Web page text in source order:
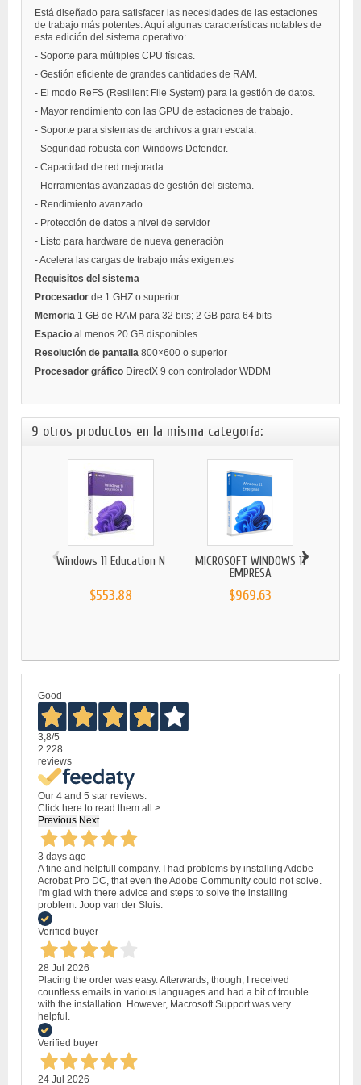
Está diseñado para satisfacer las necesidades de las estaciones
de trabajo más potentes. Aquí algunas características notables de
esta edición del sistema operativo:
- Soporte para múltiples CPU físicas.
- Gestión eficiente de grandes cantidades de RAM.
- El modo ReFS (Resilient File System) para la gestión de datos.
- Mayor rendimiento con las GPU de estaciones de trabajo.
- Soporte para sistemas de archivos a gran escala.
- Seguridad robusta con Windows Defender.
- Capacidad de red mejorada.
- Herramientas avanzadas de gestión del sistema.
- Rendimiento avanzado
- Protección de datos a nivel de servidor
- Listo para hardware de nueva generación
- Acelera las cargas de trabajo más exigentes
Requisitos del sistema
Procesador de 1 GHZ o superior
Memoria 1 GB de RAM para 32 bits; 2 GB para 64 bits
Espacio al menos 20 GB disponibles
Resolución de pantalla 800×600 o superior
Procesador gráfico DirectX 9 con controlador WDDM
9 otros productos en la misma categoría:
Windows 11 Education N
$553.88
MICROSOFT WINDOWS 11
EMPRESA
$969.63
‹ ›
Good
3,8/5
2.228
reviews
Our 4 and 5 star reviews.
Click here to read them all >
Previous Next
3 days ago
A fine and helpfull company. I had problems by installing Adobe
Acrobat Pro DC, that even the Adobe Community could not solve.
I'm glad with there advice and steps to solve the installing
problem. Joop van der Sluis.
Verified buyer
28 Jul 2026
Placing the order was easy. Afterwards, though, I received
countless emails in various languages and had a bit of trouble
with the installation. However, Macrosoft Support was very
helpful.
Verified buyer
24 Jul 2026